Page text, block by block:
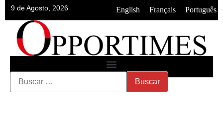
9 de Agosto, 2026 English Français Português